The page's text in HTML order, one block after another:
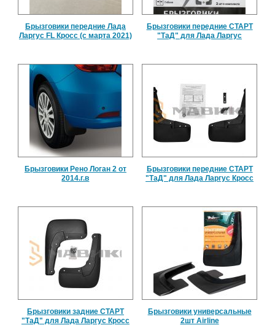
Брызговики передние Лада
Ларгус FL Кросс (с марта 2021)
Брызговики передние СТАРТ
"ТаД" для Лада Ларгус
Брызговики Рено Логан 2 от
2014.г.в
Брызговики передние СТАРТ
"ТаД" для Лада Ларгус Кросс
Брызговики задние СТАРТ
"ТаД" для Лада Ларгус Кросс
Брызговики универсальные
2шт Airline